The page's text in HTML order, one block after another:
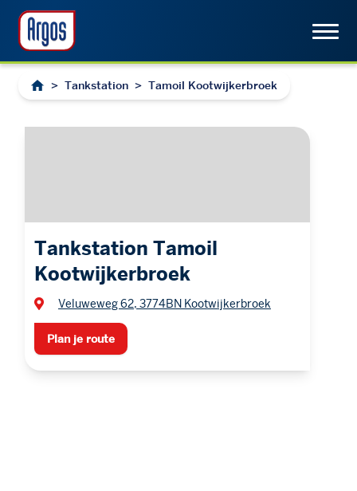
> Tankstation > Tamoil Kootwijkerbroek
Tankstation Tamoil
Kootwijkerbroek
Veluweweg 62, 3774BN Kootwijkerbroek
Plan je route